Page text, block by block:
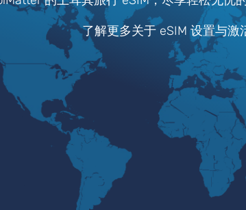
了解更多关于 eSIM 设置与激